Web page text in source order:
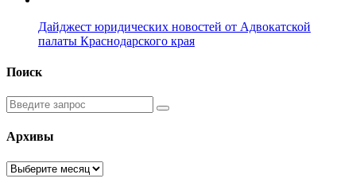
Дайджест юридических новостей от Адвокатской
палаты Краснодарского края
Поиск
Введите
запрос
Архивы
Архивы